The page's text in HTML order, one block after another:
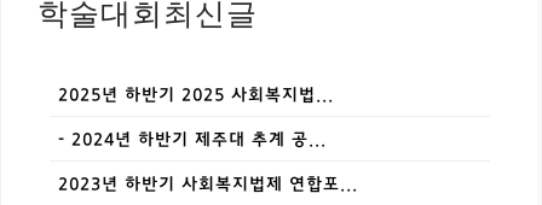
학술대회최신글
2025년 하반기 2025 사회복지법...
- 2024년 하반기 제주대 추계 공...
2023년 하반기 사회복지법제 연합포...